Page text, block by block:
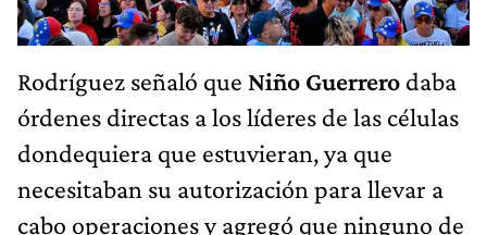
Rodríguez señaló que Niño Guerrero daba
órdenes directas a los líderes de las células
dondequiera que estuvieran, ya que
necesitaban su autorización para llevar a
cabo operaciones y agregó que ninguno de